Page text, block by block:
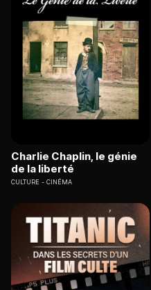
Charlie Chaplin, le génie
de la liberté
CULTURE CINÉMA